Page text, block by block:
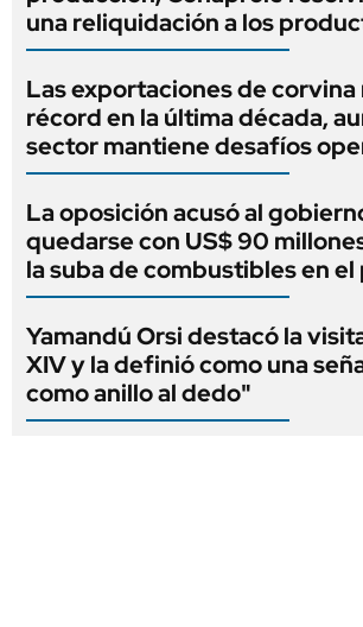
una reliquidación a los
Las exportaciones de corvina
récord en la última década,
sector mantiene desafíos
La oposición acusó al
quedarse con US$ 90
la suba de combustibles en el
Yamandú Orsi destacó la
XIV y la definió como una
como anillo al dedo"